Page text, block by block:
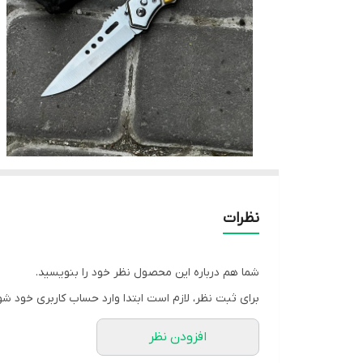
نظرات
شما هم درباره این محصول نظر خود را بنویسید.
برای ثبت نظر، لازم است ابتدا وارد حساب کاربری خود
افزودن نظر